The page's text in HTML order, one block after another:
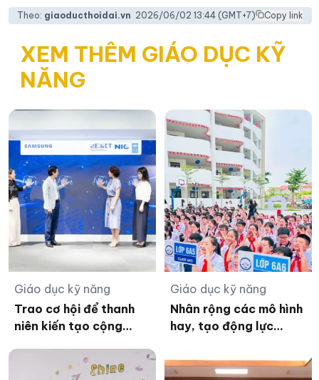
Theo: giaoducthoidai.vn 2026/06/02 13:44(GMT+7) Copy link
XEM THÊM GIÁO DỤC KỸ
NĂNG
Giáo dục kỹ năng
Trao cơ hội để thanh
niên kiến tạo cộng
Giáo dục kỹ năng
Nhân rộng các mô hình
hay, tạo động lực
đường